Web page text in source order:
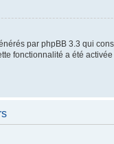
par phpBB 3.3 qui
fonctionnalité a été